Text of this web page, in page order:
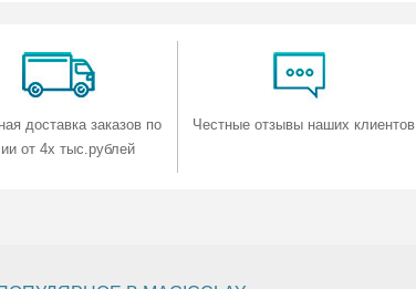
доставка заказов по
от 4х тыс.рублей
Честные отзывы наших клиентов